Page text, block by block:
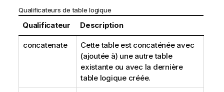
Qualificateurs de table logique
Qualificateur Description
concatenate
Cette table est concaténée avec
(ajoutée à) une autre table
existante ou avec la dernière
table logique créée.